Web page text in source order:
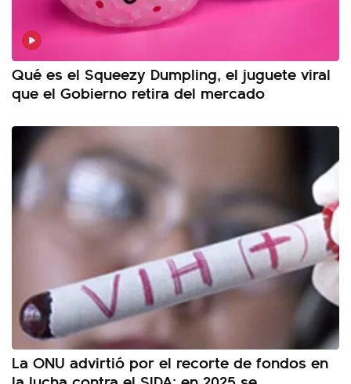
Qué es el Squeezy Dumpling, el juguete viral
que el Gobierno retira del mercado
La ONU advirtió por el recorte de fondos en